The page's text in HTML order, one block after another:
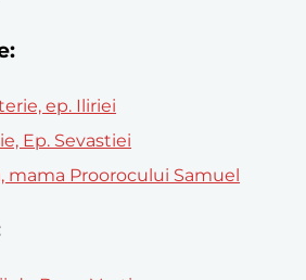
ep. Iliriei
Ep. Sevastiei
mama Proorocului Samuel